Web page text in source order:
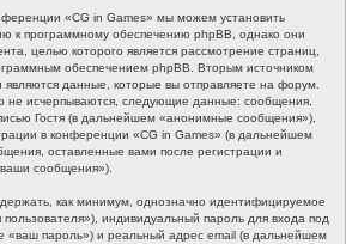
«CG in Games» мы можем установить
к программному обеспечению phpBB, однако они
целью которого является рассмотрение страниц,
обеспечением phpBB. Вторым источником
данные, которые вы отправляете на форум.
не исчерпываются, следующие данные: сообщения,
Гостя (в дальнейшем «анонимные сообщения»),
в конференции «CG in Games» (в дальнейшем
оставленные вами после регистрации и
сообщения»).
как минимум, однозначно идентифицируемое
индивидуальный пароль для входа под
«ваш пароль») и реальный адрес email (в дальнейшем